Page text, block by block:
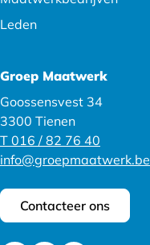
Leden
Groep Maatwerk
Goossensvest 34
3300 Tienen
T 016 / 82 76 40
info@groepmaatwerk.be
Contacteer ons